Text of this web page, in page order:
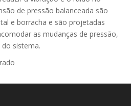
de pressão balanceada são
e borracha e são projetadas
as mudanças de pressão,
sistema.